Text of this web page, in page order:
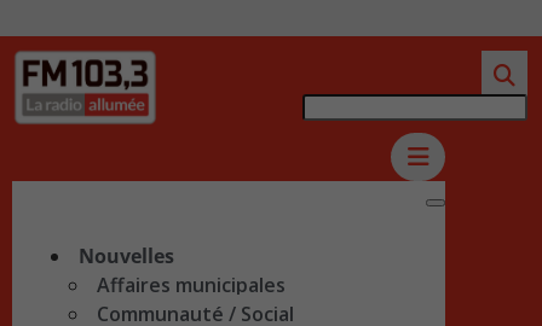
Nouvelles
Affaires municipales
Communauté / Social